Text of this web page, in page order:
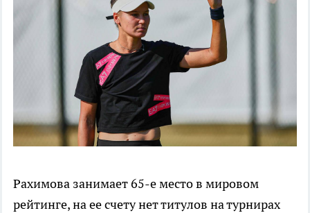
Рахимова занимает 65-е место в мировом
рейтинге, на ее счету нет титулов на турнирах